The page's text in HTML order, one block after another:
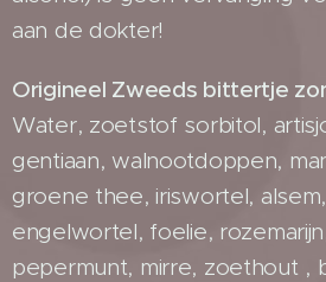
aan de dokter!
Origineel Zweeds bittertje
Water, zoetstof sorbitol,
gentiaan, walnootdoppen,
groene thee, iriswortel,
engelwortel, foelie,
pepermunt, mirre, zoethout ,